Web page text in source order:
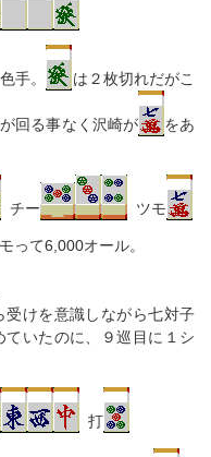
手。 は２枚切れだがこ
回る事なく沢崎が
をあ
チー ツモ
って6,000オール。
受けを意識しながら七対子
いたのに、９巡目に１シ
打